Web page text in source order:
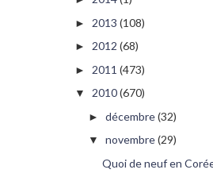
► 2013 (108)
► 2012 (68)
► 2011 (473)
▼ 2010(670)
► décembre(32)
▼ novembre(29)
Quoi de neuf en